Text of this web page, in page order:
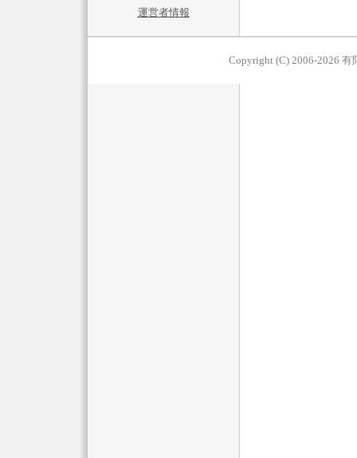
運営者情報
Copyright (C) 2006-2026